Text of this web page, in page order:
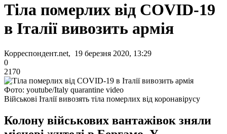
Тіла померлих від COVID-19
в Італії вивозить армія
Корреспондент.net, 19 березня 2020, 13:29
0
2170
Фото: youtube/Italy quarantine video
Військові Італії вивозять тіла померлих від коронавірусу
Колону військових вантажівок зняли